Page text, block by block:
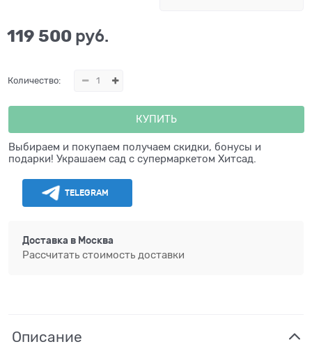
119 500 руб.
Количество:
КУПИТЬ
Выбираем и покупаем получаем скидки, бонусы и
подарки! Украшаем сад с супермаркетом Хитсад.
TELEGRAM
Доставка в Москва
Рассчитать стоимость доставки
Описание